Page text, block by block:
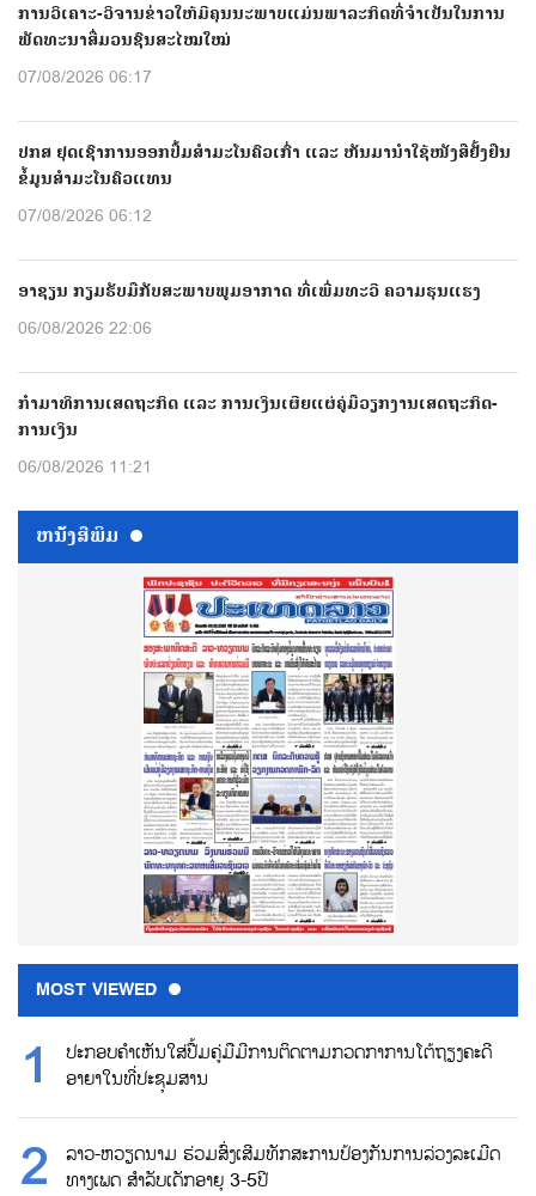
ການວິເຄາະ-ວິຈານຂ່າວໃຫ້ມີຄຸນນະພາບແມ່ນພາລະກິດທີ່ຈຳເປັນໃນການ
ພັດທະນາສື່ມວນຊົນສະໄໝໃໝ່
07/08/2026 06:17
ປກສ ຢຸດເຊົາການອອກປື້ມສຳມະໂນຄົວເກົ່າ ແລະ ຫັນມານຳໃຊ້ໜັງສືຢັ້ງຢືນ
ຂໍ້ມູນສຳມະໂນຄົວແທນ
07/08/2026 06:12
ອາຊຽນ ກຽມຮັບມືກັບສະພາບພູມອາກາດ ທີ່ເພີ່ມທະວີ ຄວາມຮຸນແຮງ
06/08/2026 22:06
ກຳມາທິການເສດຖະກິດ ແລະ ການເງິນເຜີຍແຜ່ຄູ່ມືວຽກງານເສດຖະກິດ-
ການເງິນ
06/08/2026 11:21
ຫນ້ັງສືພິມ
MOST VIEWED
ປະກອບຄຳເຫັນໃສ່ປື້ມຄູ່ມືມີການຕິດຕາມກວດກາການໂຕ້ຖຽງຄະດີ
ອາຍາໃນທີ່ປະຊຸມສານ
ລາວ-ຫວຽດນາມ ຮ່ວມສົ່ງເສີມທັກສະການປ້ອງກັນການລ່ວງລະເມີດ
ທາງເພດ ສຳລັບເດັກອາຍຸ 3-5ປີ